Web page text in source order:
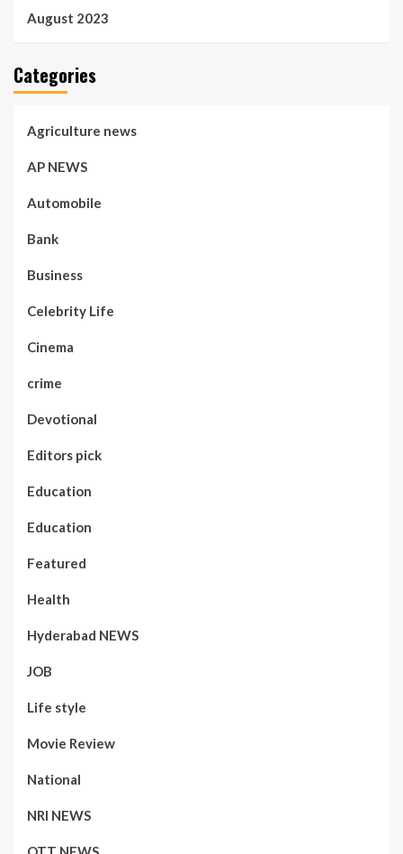
August 2023
Categories
Agriculture news
AP NEWS
Automobile
Bank
Business
Celebrity Life
Cinema
crime
Devotional
Editors pick
Education
Education
Featured
Health
Hyderabad NEWS
JOB
Life style
Movie Review
National
NRI NEWS